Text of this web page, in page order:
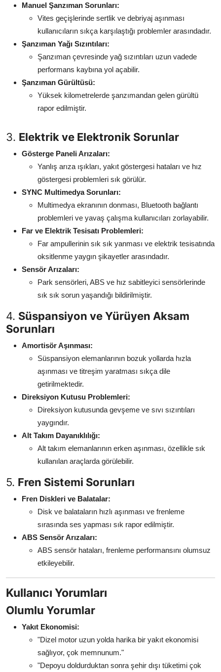
Manuel Şanzıman Sorunları:
Vites geçişlerinde sertlik ve debriyaj aşınması
kullanıcıların sıkça karşılaştığı problemler arasındadır.
Şanzıman Yağı Sızıntıları:
Şanzıman çevresinde yağ sızıntıları uzun vadede
performans kaybına yol açabilir.
Şanzıman Gürültüsü:
Yüksek kilometrelerde şanzımandan gelen gürültü
rapor edilmiştir.
3. Elektrik ve Elektronik Sorunlar
Gösterge Paneli Arızaları:
Yanlış arıza ışıkları, yakıt göstergesi hataları ve hız
göstergesi problemleri sık görülür.
SYNC Multimedya Sorunları:
Multimedya ekranının donması, Bluetooth bağlantı
problemleri ve yavaş çalışma kullanıcıları zorlayabilir.
Far ve Elektrik Tesisatı Problemleri:
Far ampullerinin sık sık yanması ve elektrik tesisatında
oksitlenme yaygın şikayetler arasındadır.
Sensör Arızaları:
Park sensörleri, ABS ve hız sabitleyici sensörlerinde
sık sık sorun yaşandığı bildirilmiştir.
4. Süspansiyon ve Yürüyen Aksam
Sorunları
Amortisör Aşınması:
Süspansiyon elemanlarının bozuk yollarda hızla
aşınması ve titreşim yaratması sıkça dile
getirilmektedir.
Direksiyon Kutusu Problemleri:
Direksiyon kutusunda gevşeme ve sıvı sızıntıları
yaygındır.
Alt Takım Dayanıklılığı:
Alt takım elemanlarının erken aşınması, özellikle sık
kullanılan araçlarda görülebilir.
5. Fren Sistemi Sorunları
Fren Diskleri ve Balatalar:
Disk ve balataların hızlı aşınması ve frenleme
sırasında ses yapması sık rapor edilmiştir.
ABS Sensör Arızaları:
ABS sensör hataları, frenleme performansını olumsuz
etkileyebilir.
Kullanıcı Yorumları
Olumlu Yorumlar
Yakıt Ekonomisi:
"Dizel motor uzun yolda harika bir yakıt ekonomisi
sağlıyor, çok memnunum."
"Depoyu doldurduktan sonra şehir dışı tüketimi çok